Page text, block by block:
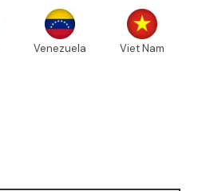
Venezuela Viet Nam